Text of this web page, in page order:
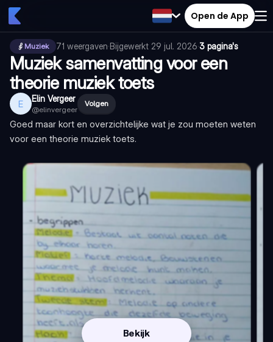
Open de App
Muziek 71 weergaven·Bijgewerkt 29 jul. 2026·3 pagina's
Muziek samenvatting voor een
theorie muziek toets
E Elin Vergeer
@elinvergeer
Volgen
Goed maar kort en overzichtelijke wat je zou moeten weten
voor een theorie muziek toets.
Bekijk